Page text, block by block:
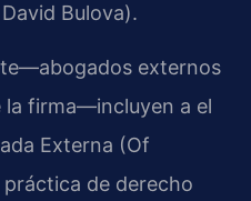
Bulova).
externos
firma—incluyen a el
Externa (Of
práctica de derecho